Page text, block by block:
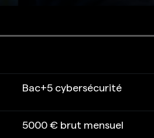
Bac+5 cybersécurité
5000 € brut mensuel